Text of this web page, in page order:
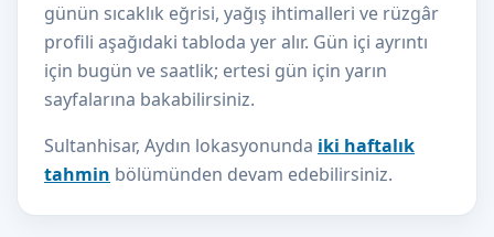
günün sıcaklık eğrisi, yağış ihtimalleri ve rüzgâr
profili aşağıdaki tabloda yer alır. Gün içi ayrıntı
için bugün ve saatlik; ertesi gün için yarın
sayfalarına bakabilirsiniz.
Sultanhisar, Aydın lokasyonunda iki haftalık
tahmin bölümünden devam edebilirsiniz.